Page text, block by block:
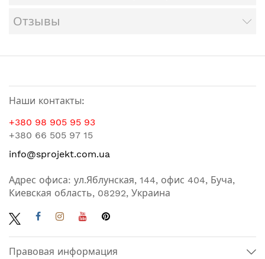
Отзывы
Наши контакты:
+380 98 905 95 93
+380 66 505 97 15
info@sprojekt.com.ua
Адрес офиса: ул.Яблунская, 144, офис 404, Буча,
Киевская область, 08292, Украина
Правовая информация